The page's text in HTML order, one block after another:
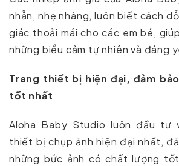
nhẫn, nhẹ nhàng, luôn biết cách
giác thoải mái cho các em bé,
những biểu cảm tự nhiên và đáng
Trang thiết bị hiện đại, đảm
tốt nhất
Aloha Baby Studio luôn đầu tư
thiết bị chụp ảnh hiện đại nhất,
những bức ảnh có chất lượng